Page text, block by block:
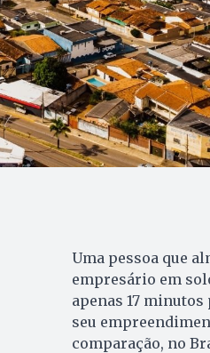
Uma pessoa que
empresário em
apenas 17
seu
comparação, no